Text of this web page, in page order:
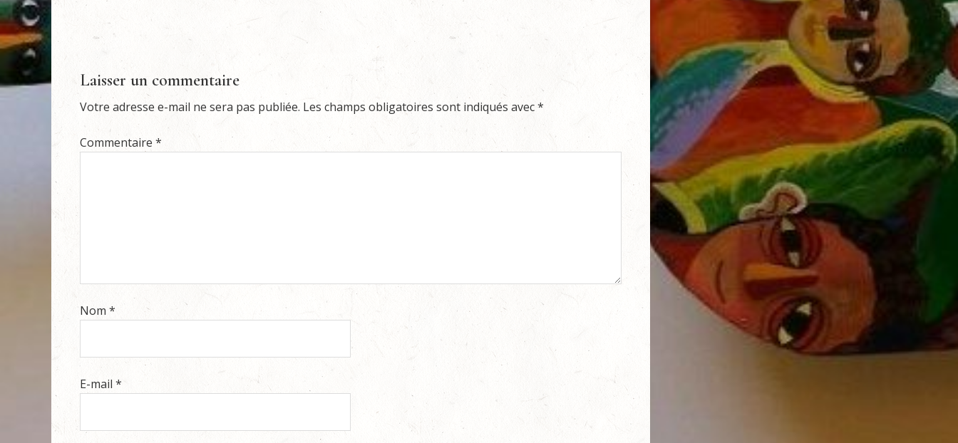
Laisser un commentaire
Votre adresse e-mail ne sera pas publiée. Les champs obligatoires sont indiqués avec*
Commentaire *
Nom *
E-mail *